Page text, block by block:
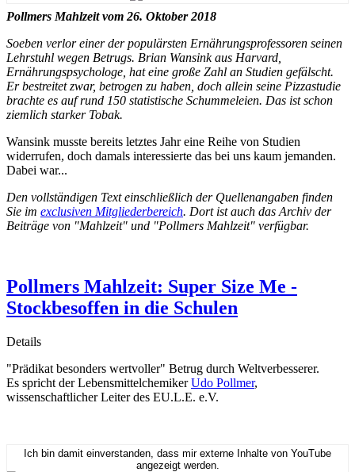
Pollmers Mahlzeit vom 26. Oktober 2018
Soeben verlor einer der populärsten Ernährungsprofessoren seinen
Lehrstuhl wegen Betrugs. Brian Wansink aus Harvard,
Ernährungspsychologe, hat eine große Zahl an Studien gefälscht.
Er bestreitet zwar, betrogen zu haben, doch allein seine Pizzastudie
brachte es auf rund 150 statistische Schummeleien. Das ist schon
ziemlich starker Tobak.
Wansink musste bereits letztes Jahr eine Reihe von Studien
widerrufen, doch damals interessierte das bei uns kaum jemanden.
Dabei war...
Den vollständigen Text einschließlich der Quellenangaben finden
Sie im exclusiven Mitgliederbereich. Dort ist auch das Archiv der
Beiträge von "Mahlzeit" und "Pollmers Mahlzeit" verfügbar.
Pollmers Mahlzeit: Super Size Me -
Stockbesoffen in die Schulen
Details
"Prädikat besonders wertvoller" Betrug durch Weltverbesserer.
Es spricht der LebensmittelchemikerUdo Pollmer,
wissenschaftlicher Leiter des EU.L.E. e.V.
Ich bin damit einverstanden, dass mir externe Inhalte von YouTube
angezeigt werden.